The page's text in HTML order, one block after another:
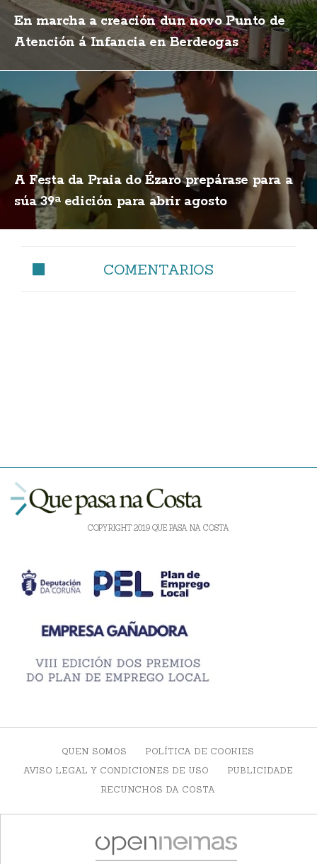
En marcha a creación dun novo Punto de
Atención á Infancia en Berdeogas
A Festa da Praia do Ézaro prepárase para a
súa 39ª edición para abrir agosto
COMENTARIOS
COPYRIGHT 2019 QUE PASA NA COSTA
QUEN SOMOS
POLÍTICA DE COOKIES
AVISO LEGAL Y CONDICIONES DE USO
PUBLICIDADE
RECUNCHOS DA COSTA